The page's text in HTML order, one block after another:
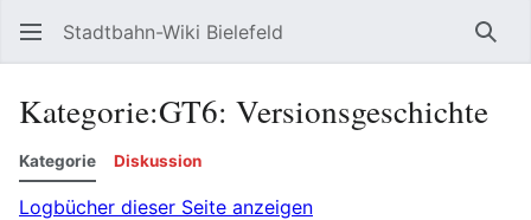
Stadtbahn-Wiki Bielefeld
Kategorie:GT6: Versionsgeschichte
Kategorie Diskussion
Logbücher dieser Seite anzeigen